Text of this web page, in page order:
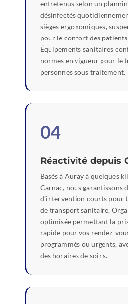
entretenus selon un
désinfectés
sièges ergonomiques,
pour le confort des
Équipements sanitaires
normes en vigueur pour le
personnes sous traitement.
04
Réactivité depuis
Basés à Auray à quelques
Carnac, nous garantissons
d’intervention courts pour
de transport sanitaire.
optimisée permettant la
rapide pour vos rendez-
programmés ou urgents,
des horaires de soins.